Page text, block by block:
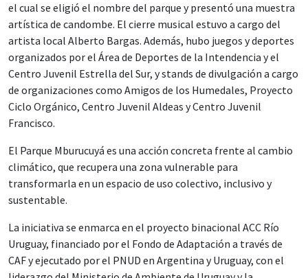
el cual se eligió el nombre del parque y presentó una muestra
artística de candombe. El cierre musical estuvo a cargo del
artista local Alberto Bargas. Además, hubo juegos y deportes
organizados por el Área de Deportes de la Intendencia y el
Centro Juvenil Estrella del Sur, y stands de divulgación a cargo
de organizaciones como Amigos de los Humedales, Proyecto
Ciclo Orgánico, Centro Juvenil Aldeas y Centro Juvenil
Francisco.
El Parque Mburucuyá es una acción concreta frente al cambio
climático, que recupera una zona vulnerable para
transformarla en un espacio de uso colectivo, inclusivo y
sustentable.
La iniciativa se enmarca en el proyecto binacional ACC Río
Uruguay, financiado por el Fondo de Adaptación a través de
CAF y ejecutado por el PNUD en Argentina y Uruguay, con el